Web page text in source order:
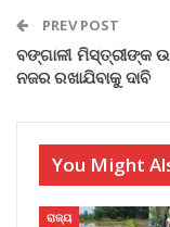
PREV POST
ବଙ୍ଗାଳୀ ମିସ୍ତ୍ରୀଙ୍କ
ନଜର ରଖାଯିବାକୁ ଦାବି
You Might
ରାଜ୍ୟ